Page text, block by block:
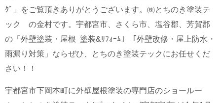
ｸﾞ」をご覧頂きありがとうございます。㈱とちのき塗装テ
ック の金村です。宇都宮市、さくら市、塩谷郡、芳賀郡
の「外壁塗装・屋根 塗装&ﾘﾌｫｰﾑ」「外壁改修・屋上防水・
雨漏り対策」ならぜひ、とちのき塗装テックにお任せくだ
さい！！
宇都宮市下岡本町に外壁屋根塗装の専門店のショールー